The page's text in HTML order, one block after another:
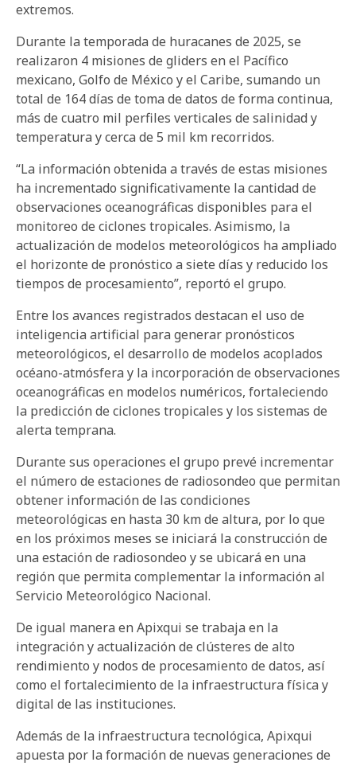
extremos.
Durante la temporada de huracanes de 2025, se
realizaron 4 misiones de gliders en el Pacífico
mexicano, Golfo de México y el Caribe, sumando un
total de 164 días de toma de datos de forma continua,
más de cuatro mil perfiles verticales de salinidad y
temperatura y cerca de 5 mil km recorridos.
“La información obtenida a través de estas misiones
ha incrementado significativamente la cantidad de
observaciones oceanográficas disponibles para el
monitoreo de ciclones tropicales. Asimismo, la
actualización de modelos meteorológicos ha ampliado
el horizonte de pronóstico a siete días y reducido los
tiempos de procesamiento”, reportó el grupo.
Entre los avances registrados destacan el uso de
inteligencia artificial para generar pronósticos
meteorológicos, el desarrollo de modelos acoplados
océano-atmósfera y la incorporación de observaciones
oceanográficas en modelos numéricos, fortaleciendo
la predicción de ciclones tropicales y los sistemas de
alerta temprana.
Durante sus operaciones el grupo prevé incrementar
el número de estaciones de radiosondeo que permitan
obtener información de las condiciones
meteorológicas en hasta 30 km de altura, por lo que
en los próximos meses se iniciará la construcción de
una estación de radiosondeo y se ubicará en una
región que permita complementar la información al
Servicio Meteorológico Nacional.
De igual manera en Apixqui se trabaja en la
integración y actualización de clústeres de alto
rendimiento y nodos de procesamiento de datos, así
como el fortalecimiento de la infraestructura física y
digital de las instituciones.
Además de la infraestructura tecnológica, Apixqui
apuesta por la formación de nuevas generaciones de